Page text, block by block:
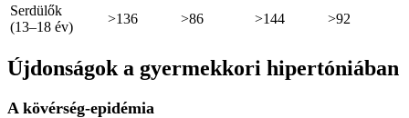
Serdülők
(13–18 év)
>136 >86 >144 >92
Újdonságok a gyermekkori hipertóniában
A kövérség-epidémia